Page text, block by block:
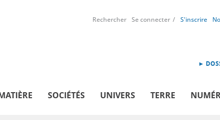
Rechercher Se connecter S'inscrire
►
SOCIÉTÉS UNIVERS TERRE